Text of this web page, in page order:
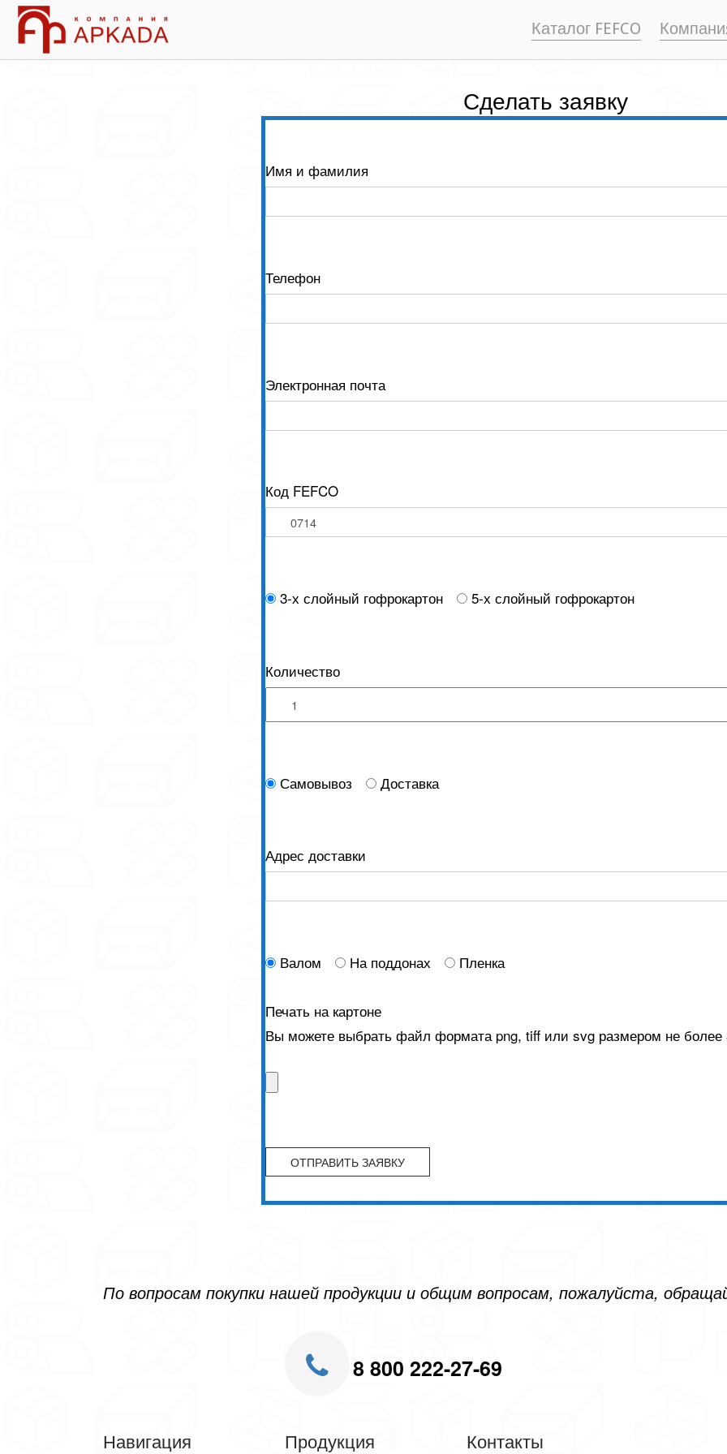
Skip
content
Home
Каталог FEFCO
Сделать заявку
Имя и фамилия
Телефон
Электронная почта
Код FEFCO
3-х слойный гофрокартон 5-х слойный гофрокартон
Количество
Самовывоз Доставка
Адрес доставки
Валом На поддонах Пленка
Печать на картоне
Вы можете выбрать файл формата png, tiff или svg размером не
По вопросам покупки нашей продукции и общим вопросам, пожалуйста,
8 800 222-27-69
Навигация Продукция Контакты